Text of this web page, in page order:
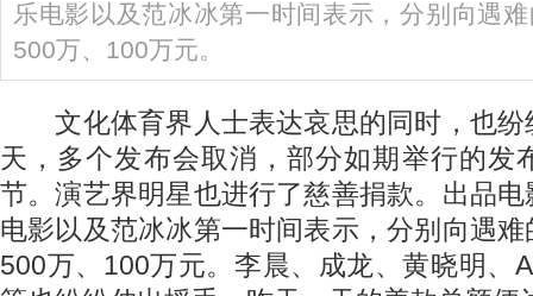
乐电影以及范冰冰第一时间表示，分别向遇
500万、100万元。
文化体育界人士表达哀思的同时，也纷
天，多个发布会取消，部分如期举行的发
节。演艺界明星也进行了慈善捐款。出品
电影以及范冰冰第一时间表示，分别向遇
500万、100万元。李晨、成龙、黄晓明、